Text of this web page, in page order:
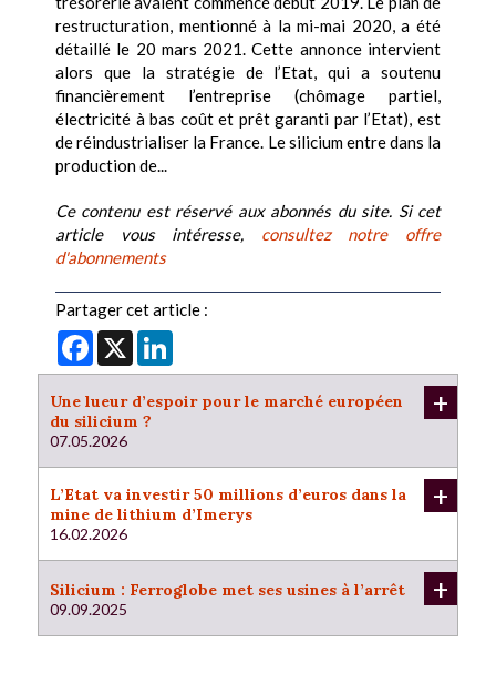
restructuration, mentionné à la mi-mai 2020, a été
détaillé le 20 mars 2021. Cette annonce intervient
alors que la stratégie de l’Etat, qui a soutenu
financièrement l’entreprise (chômage partiel,
électricité à bas coût et prêt garanti par l’Etat), est
de réindustrialiser la France. Le silicium entre dans la
production de...
Ce contenu est réservé aux abonnés du site. Si cet
article vous intéresse, consultez notre offre
d'abonnements
Partager cet article :
Facebook
X
Une lueur d’espoir pour le marché européen
du silicium ?
07.05.2026
+
L’Etat va investir 50 millions d’euros dans la
mine de lithium d’Imerys
16.02.2026
+
Silicium : Ferroglobe met ses usines à l’arrêt
09.09.2025
+